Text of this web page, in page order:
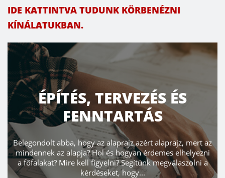
IDE KATTINTVA TUDUNK KÖRBENÉZNI
KÍNÁLATUKBAN.
ÉPÍTÉS, TERVEZÉS ÉS
FENNTARTÁS
Belegondolt abba, hogy az alaprajz azért alaprajz, mert az
mindennek az alapja? Hol és hogyan érdemes elhelyezni
a főfalakat? Mire kell figyelni? Segítünk megválaszolni a
kérdéseket, hogy...